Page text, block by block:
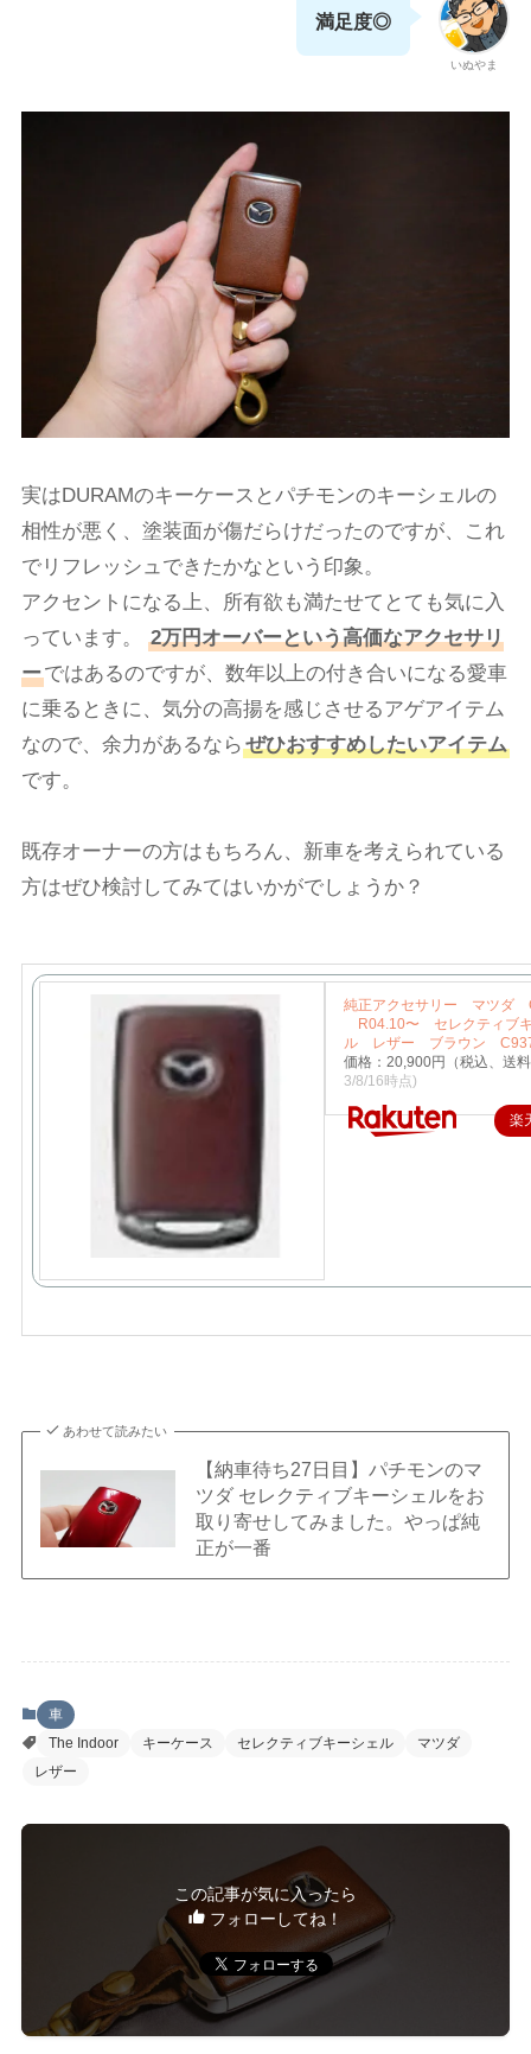
いぬやま
満足度◎
実はDURAMのキーケースとパチモンのキーシェルの
相性が悪く、塗装面が傷だらけだったのですが、これ
でリフレッシュできたかなという印象。
アクセントになる上、所有欲も満たせてとても気に入
っています。
2万円オーバーという高価なアクセサリ
ーではあるのですが、数年以上の付き合いになる愛車
に乗るときに、気分の高揚を感じさせるアゲアイテム
なので、余力があるなら ぜひおすすめしたいアイテム
です。
既存オーナーの方はもちろん、新車を考えられている
方はぜひ検討してみてはいかがでしょうか？
純正アクセサリー マツダ
R04.10〜 セレクティブ
ル レザー ブラウン
価格：20,900円（税込、送
3/8/16時点)
楽
あわせて読みたい
【納車待ち27日目】パチモンのマ
ツダ セレクティブキーシェルをお
取り寄せしてみました。やっぱ純
正が一番
車
The Indoor
キーケース セレクティブキーシェル
マツダ
レザー
この記事が気に入ったら
フォローしてね！